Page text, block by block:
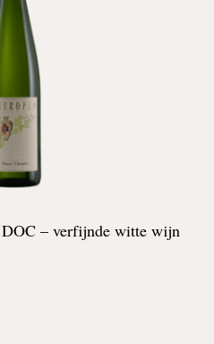
DOC – verfijnde witte wijn